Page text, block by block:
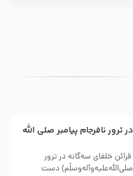
ترور نافرجام پیامبر صلی الله
خلفای سه‌گانه در ترور
دست